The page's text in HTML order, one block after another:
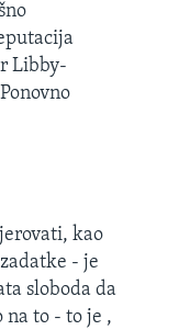
Libby-
kao
- je
sloboda da
na to - to je ,